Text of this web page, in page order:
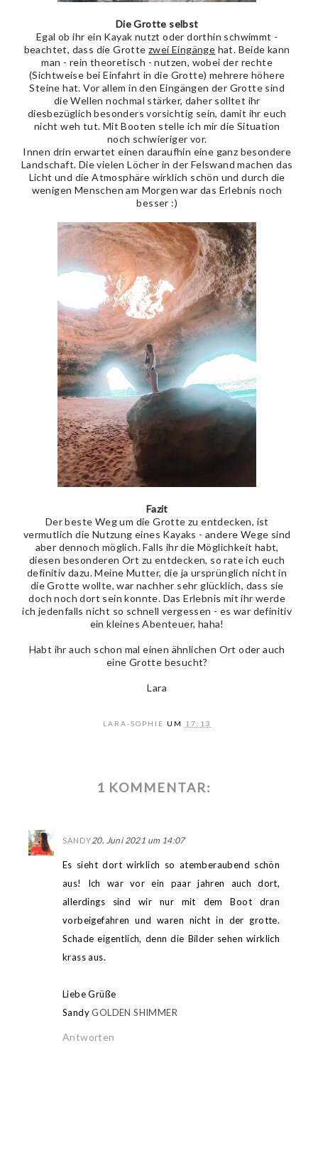
Die Grotte selbst
Egal ob ihr ein Kayak nutzt oder dorthin schwimmt -
beachtet, dass die Grottezwei Eingänge hat. Beide kann
man - rein theoretisch - nutzen, wobei der rechte
(Sichtweise bei Einfahrt in die Grotte) mehrere höhere
Steine hat. Vor allem in den Eingängen der Grotte sind
die Wellen nochmal stärker, daher solltet ihr
diesbezüglich besonders vorsichtig sein, damit ihr euch
nicht weh tut. Mit Booten stelle ich mir die Situation
noch schwieriger vor.
Innen drin erwartet einen daraufhin eine ganz besondere
Landschaft. Die vielen Löcher in der Felswand machen das
Licht und die Atmosphäre wirklich schön und durch die
wenigen Menschen am Morgen war das Erlebnis noch
besser :)
Fazit
Der beste Weg um die Grotte zu entdecken, ist
vermutlich die Nutzung eines Kayaks - andere Wege sind
aber dennoch möglich. Falls ihr die Möglichkeit habt,
diesen besonderen Ort zu entdecken, so rate ich euch
definitiv dazu. Meine Mutter, die ja ursprünglich nicht in
die Grotte wollte, war nachher sehr glücklich, dass sie
doch noch dort sein konnte. Das Erlebnis mit ihr werde
ich jedenfalls nicht so schnell vergessen - es war definitiv
ein kleines Abenteuer, haha!
Habt ihr auch schon mal einen ähnlichen Ort oder auch
eine Grotte besucht?
Lara
LARA-SOPHIE UM 17:13
1 KOMMENTAR:
SANDY20. Juni 2021 um 14:07
Es sieht dort wirklich so atemberaubend schön
aus! Ich war vor ein paar jahren auch dort,
allerdings sind wir nur mit dem Boot dran
vorbeigefahren und waren nicht in der grotte.
Schade eigentlich, denn die Bilder sehen wirklich
krass aus.
Liebe Grüße
SandyGOLDEN SHIMMER
Antworten